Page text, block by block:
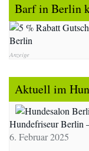
Barf in Berlin
Anzeige
Aktuell im
Hundefriseur Berlin
6. Februar 2025